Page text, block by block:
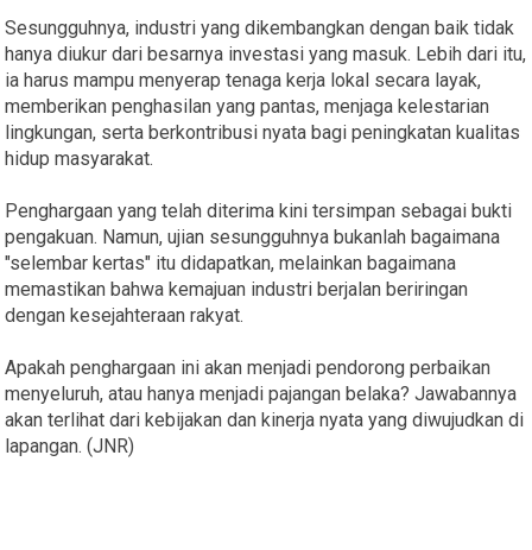
Sesungguhnya, industri yang dikembangkan dengan baik tidak
hanya diukur dari besarnya investasi yang masuk. Lebih dari itu,
ia harus mampu menyerap tenaga kerja lokal secara layak,
memberikan penghasilan yang pantas, menjaga kelestarian
lingkungan, serta berkontribusi nyata bagi peningkatan kualitas
hidup masyarakat.
Penghargaan yang telah diterima kini tersimpan sebagai bukti
pengakuan. Namun, ujian sesungguhnya bukanlah bagaimana
"selembar kertas" itu didapatkan, melainkan bagaimana
memastikan bahwa kemajuan industri berjalan beriringan
dengan kesejahteraan rakyat.
Apakah penghargaan ini akan menjadi pendorong perbaikan
menyeluruh, atau hanya menjadi pajangan belaka? Jawabannya
akan terlihat dari kebijakan dan kinerja nyata yang diwujudkan di
lapangan. (JNR)